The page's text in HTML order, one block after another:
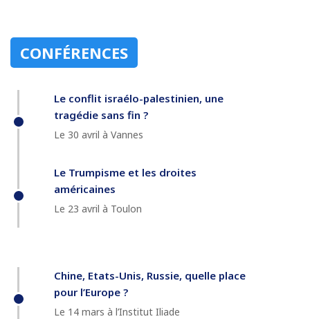
CONFÉRENCES
Le conflit israélo-palestinien, une
tragédie sans fin ?
Le 30 avril à Vannes
Le Trumpisme et les droites
américaines
Le 23 avril à Toulon
Chine, Etats-Unis, Russie, quelle place
pour l’Europe ?
Le 14 mars à l’Institut Iliade